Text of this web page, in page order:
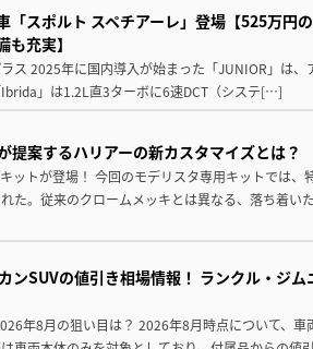
「スポルト スペチアーレ」登場【525万円
充実】
ス 2025年に国内導入が始まった「JUNIOR」は、
」は1.2L直3ターボに6速DCT（システ[…]
提案するハリアーの新カスタマイズとは？
ットが登場！ 今回のモデリスタ専用キットでは、
た。従来のクロームメッキとは異なる、落ち着い
ンSUVの値引き相場情報！ ランクル・ジム
年8月の狙い目は？ 2026年8月時点について、車